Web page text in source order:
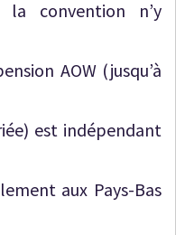
la convention n’y
AOW (jusqu’à
est indépendant
aux Pays-Bas